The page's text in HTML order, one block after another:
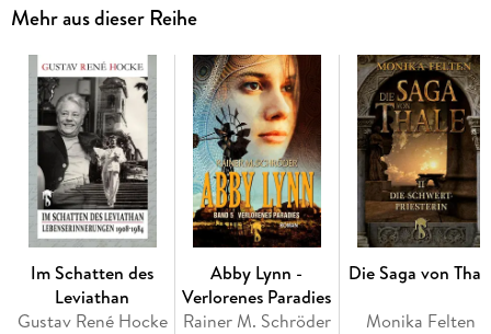
löst und als Tabubruch-Schneiderin die rebellischen Punker
mit schockierenden Klamotten versorgt. Folgen sie der
weltweit gefeierten Mode-Designerin nach Paris und Mailand
und schützen Sie mit der Klimarevolutionärin die Arktis und
den Regenwald . . .
Mehr aus dieser Reihe
Im Schatten des
Leviathan
Gustav René Hocke
Abby Lynn -
Verlorenes Paradies
Rainer M. Schröder
Die Saga von
Monika Felten